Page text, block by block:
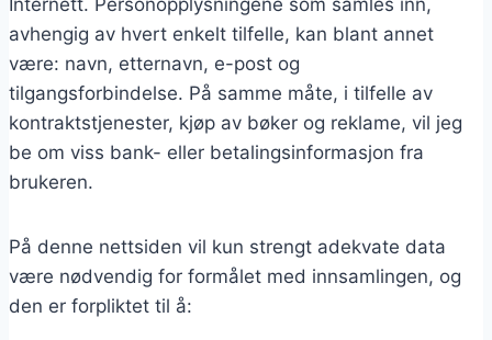
Internett. Personopplysningene som samles inn,
avhengig av hvert enkelt tilfelle, kan blant annet
være: navn, etternavn, e-post og
tilgangsforbindelse. På samme måte, i tilfelle av
kontraktstjenester, kjøp av bøker og reklame, vil jeg
be om viss bank- eller betalingsinformasjon fra
brukeren.
På denne nettsiden vil kun strengt adekvate data
være nødvendig for formålet med innsamlingen, og
den er forpliktet til å: